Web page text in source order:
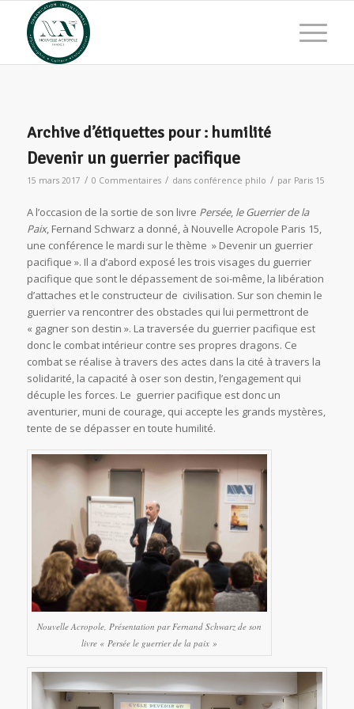
Archive d’étiquettes pour : humilité
Devenir un guerrier pacifique
15 mars 2017 / 0 Commentaires / dans conférence philo / par Paris 15
A l’occasion de la sortie de son livre Persée, le Guerrier de la
Paix, Fernand Schwarz a donné, à Nouvelle Acropole Paris 15,
une conférence le mardi sur le thème » Devenir un guerrier
pacifique ». Il a d’abord exposé les trois visages du guerrier
pacifique que sont le dépassement de soi-même, la libération
d’attaches et le constructeur de civilisation. Sur son chemin le
guerrier va rencontrer des obstacles qui lui permettront de
« gagner son destin ». La traversée du guerrier pacifique est
donc le combat intérieur contre ses propres dragons. Ce
combat se réalise à travers des actes dans la cité à travers la
solidarité, la capacité à oser son destin, l’engagement qui
décuple les forces. Le guerrier pacifique est donc un
aventurier, muni de courage, qui accepte les grands mystères,
tente de se dépasser en toute humilité.
Nouvelle Acropole, Présentation par Fernand Schwarz de son
livre « Persée le guerrier de la paix »